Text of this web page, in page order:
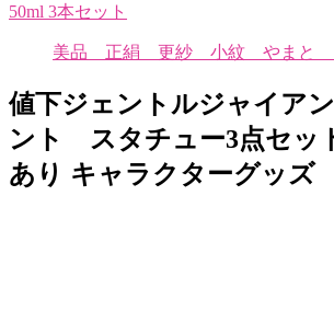
50ml 3本セット
美品 正絹 更紗 小紋 やまと
値下ジェントルジャイア
ント スタチュー3点セ
あり キャラクターグッズ